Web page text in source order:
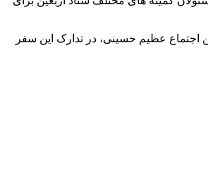
و دل‌های عاشق حضور در این اجتماع عظیم حسینی، در تدارک این سفر